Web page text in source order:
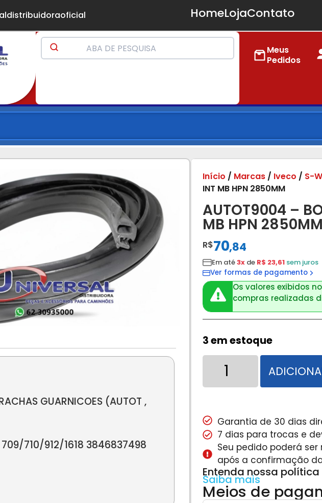
HomeLojaContato
Meus
Pedidos
GUARNICOES (AUTOT ,
709/710/912/1618 3846837498
AUTOT9004 –
MB HPN 2850MM
Início / Marcas / Iveco / S-
INT MB HPN 2850MM
R$70,84
Em até3x de R$ 23,61 sem juros
Ver formas de pagamento
Os valores exibidos
compras realizadas
3 em estoque
Garantia de 30 dias
7 dias para trocas e
Seu pedido poderá
após a confirmação
Entenda nossa
Saiba mais
Meios de